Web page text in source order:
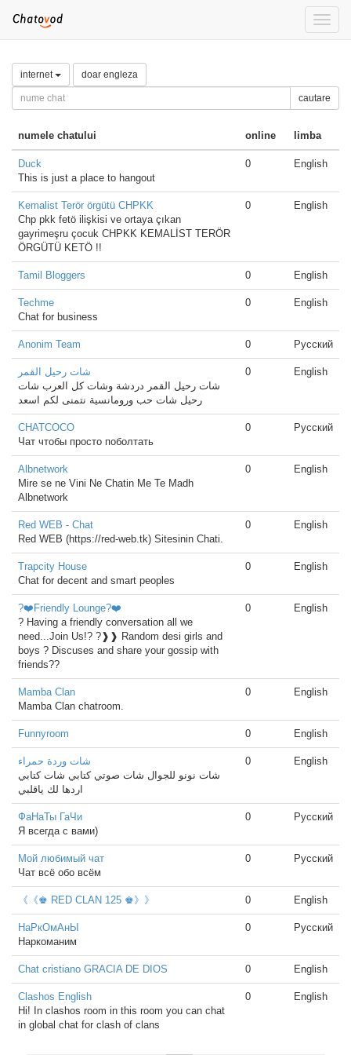
Toggle
internet doar engleza
cautare
numele chatului online limba
Duck
This is just a place to hangout
0 English
Kemalist Terör örgütü CHPKK
Chp pkk fetö ilişkisi ve ortaya çıkan
gayrimeşru çocuk CHPKK KEMALİST TERÖR
ÖRGÜTÜ KETÖ !!
0 English
Tamil Bloggers 0 English
Techme
Chat for business
0 English
Anonim Team 0 Русский
شات رحيل القمر
شات رحيل القمر دردشة وشات كل العرب شات
رحيل شات حب ورومانسية نتمنى لكم اسعد
0 English
CHATCOCO
Чат чтобы просто поболтать
0 Русский
Albnetwork
Mire se ne Vini Ne Chatin Me Te Madh
Albnetwork
0 English
Red WEB - Chat
Red WEB (https://red-web.tk) Sitesinin Chati.
0 English
Trapcity House
Chat for decent and smart peoples
0 English
?❤️Friendly Lounge?❤️
? Having a friendly conversation all we
need...Join Us!? ?❱❱ Random desi girls and
boys ? Discuses and share your gossip with
friends??
0 English
Mamba Clan
Mamba Clan chatroom.
0 English
Funnyroom 0 English
شات وردة حمراء
شات نونو للجوال شات صوتي كتابي شات كتابي
اردها لك ياقلبي
0 English
ФаНаТы ГаЧи
Я всегда с вами)
0 Русский
Мой любимый чат
Чат всё обо всём
0 Русский
《《♚ RED CLAN 125 ♚》》 0 English
НаРкОмАнЫ
Наркоманим
0 Русский
Chat cristiano GRACIA DE DIOS 0 English
Clashos English
Hi! In clashos room in this room you can chat
in global chat for clash of clans
0 English